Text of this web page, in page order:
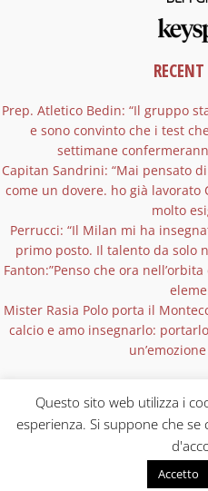
Prep. Atletico Bedin: “Il gruppo
e sono convinto che i test
settimane
Capitan Sandrini: “Mai pensato
come un dovere. ho già
molto
Perrucci: “Il Milan mi ha
primo posto. Il talento da solo
Fanton:”Penso che ora
Mister Rasia Polo porta il
calcio e amo insegnarlo:
Copyright © 2026 Tutti i diritti riservati
Maggiore (Vi) / P.iva
Questo sito web utilizza i
esperienza. Si suppone che
Accetto